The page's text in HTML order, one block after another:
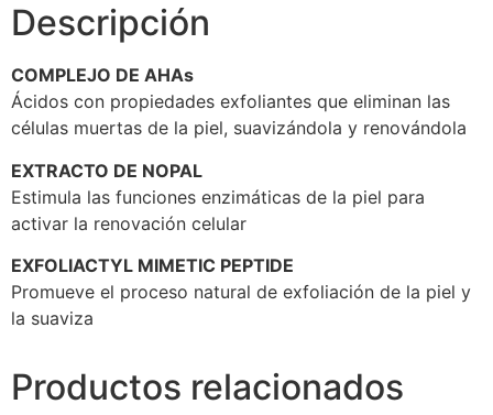
Descripción
COMPLEJO DE AHAs
Ácidos con propiedades exfoliantes que eliminan las
células muertas de la piel, suavizándola y renovándola
EXTRACTO DE NOPAL
Estimula las funciones enzimáticas de la piel para
activar la renovación celular
EXFOLIACTYL MIMETIC PEPTIDE
Promueve el proceso natural de exfoliación de la piel y
la suaviza
Productos relacionados